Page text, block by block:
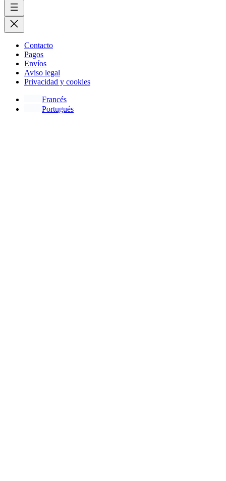
Contacto
Pagos
Envíos
Aviso legal
Privacidad y cookies
Francés
Portugués